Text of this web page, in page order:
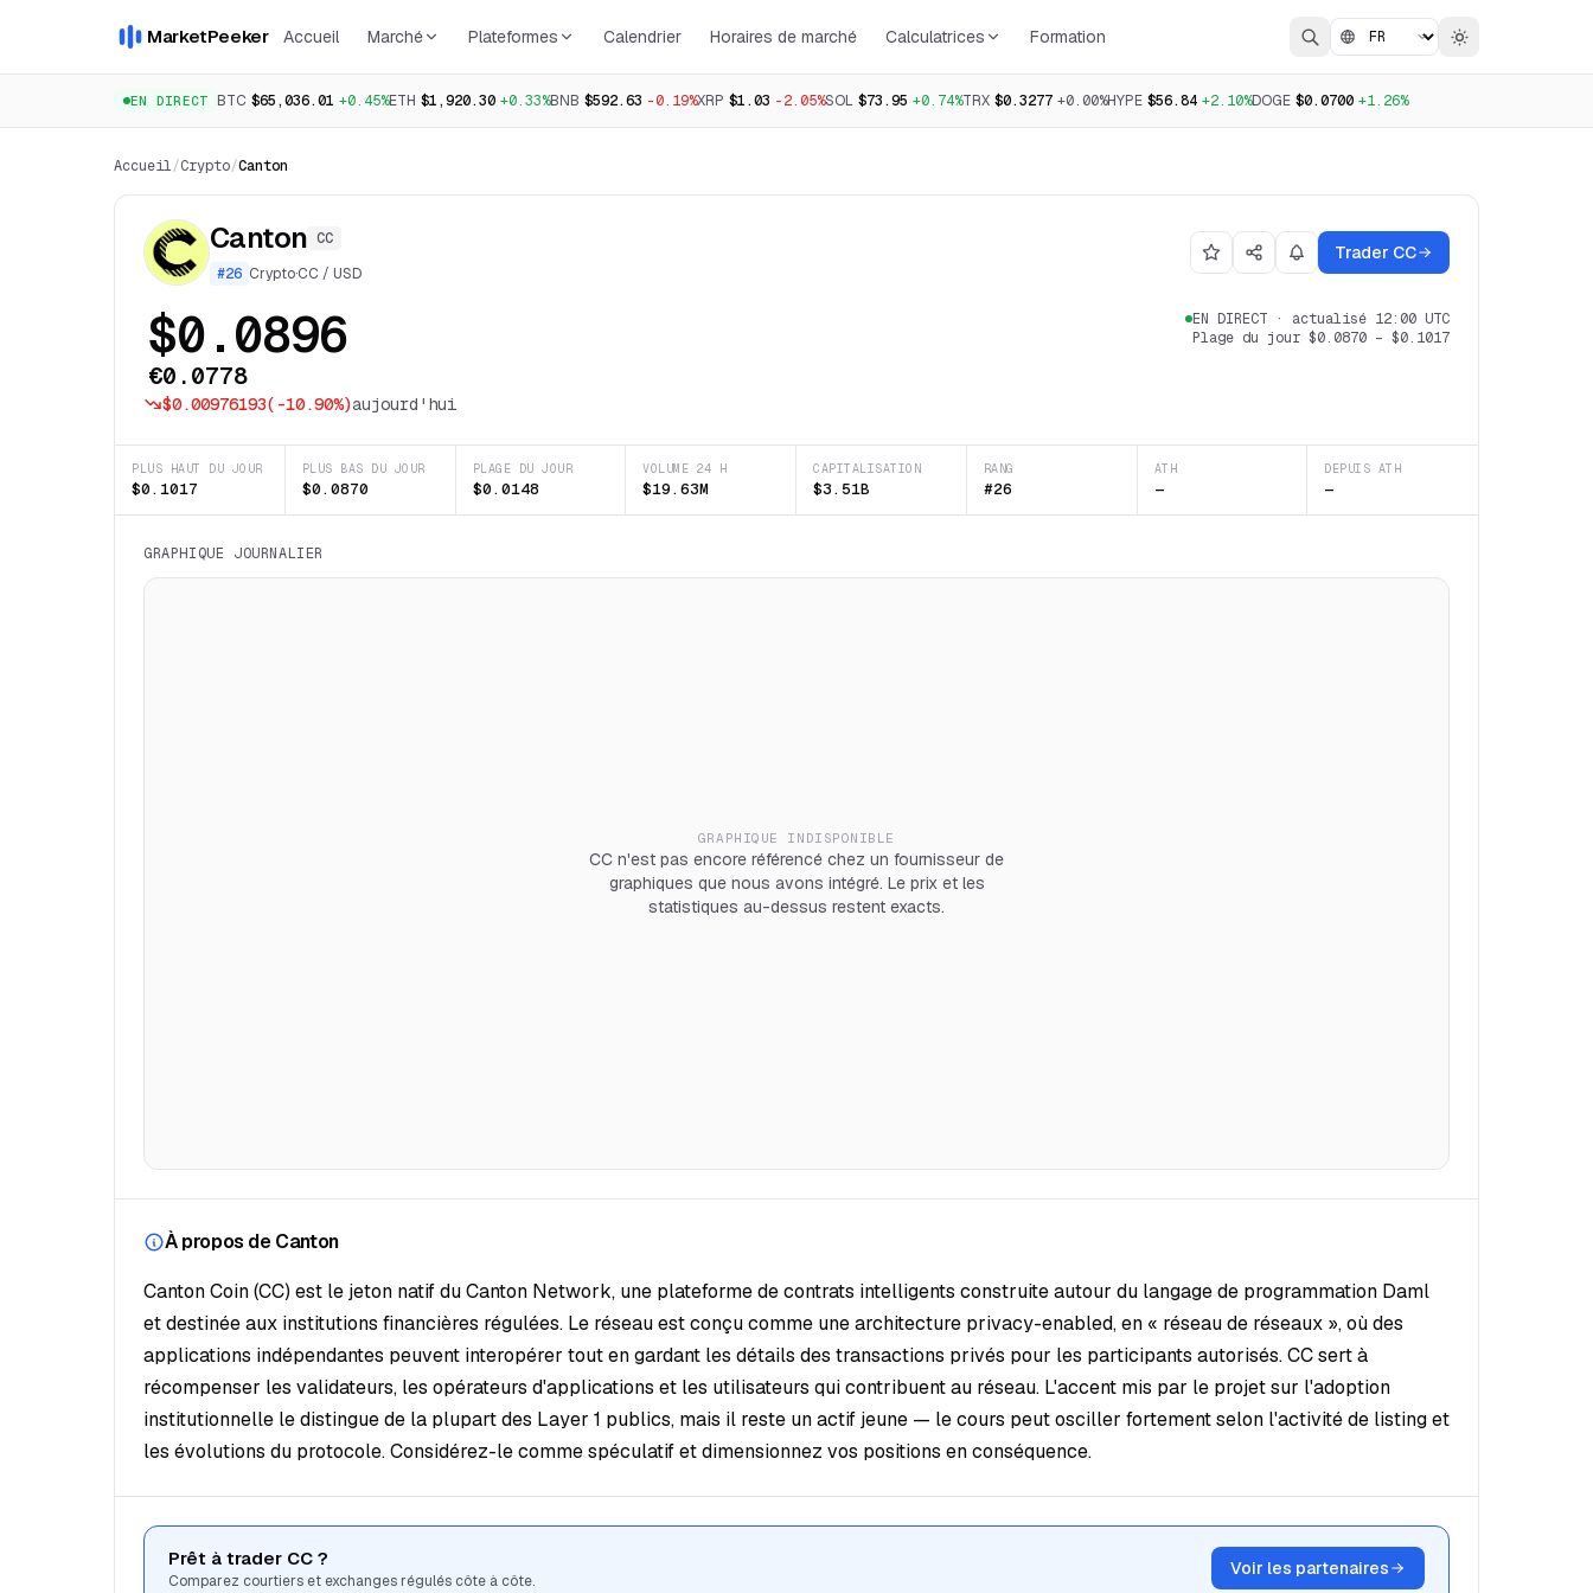
MarketPeeker Accueil Marché Plateformes Calendrier Horaires de marché Calculatrices Formation
EN DIRECT BTC $65,036.01 +0.45%ETH $1,920.30 +0.33%BNB $592.63 -0.19%XRP $1.03 -2.05%SOL $73.95 +0.74%TRX $0.3277 +0.00%HYPE $56.84 +2.10%DOGE $0.0700 +1.26%
Accueil/Crypto/Canton
Canton CC
#26 Crypto·CC / USD
Trader CC
$0.0896
€0.0778
$0.00976193( -10.90%)aujourd'hui
EN DIRECT · actualisé 12:00 UTC
Plage du jour $0.0870 – $0.1017
PLUS HAUT DU JOUR
$0.1017
PLUS BAS DU JOUR
$0.0870
PLAGE DU JOUR
$0.0148
VOLUME 24 H
$19.63M
CAPITALISATION
$3.51B
RANG
#26
ATH
—
DEPUIS ATH
—
GRAPHIQUE JOURNALIER
GRAPHIQUE INDISPONIBLE
CC n'est pas encore référencé chez un fournisseur de
graphiques que nous avons intégré. Le prix et les
statistiques au-dessus restent exacts.
À propos de Canton
Canton Coin (CC) est le jeton natif du Canton Network, une plateforme de contrats intelligents construite autour du langage de programmation Daml
et destinée aux institutions financières régulées. Le réseau est conçu comme une architecture privacy-enabled, en « réseau de réseaux », où des
applications indépendantes peuvent interopérer tout en gardant les détails des transactions privés pour les participants autorisés. CC sert à
récompenser les validateurs, les opérateurs d'applications et les utilisateurs qui contribuent au réseau. L'accent mis par le projet sur l'adoption
institutionnelle le distingue de la plupart des Layer 1 publics, mais il reste un actif jeune — le cours peut osciller fortement selon l'activité de listing et
les évolutions du protocole. Considérez-le comme spéculatif et dimensionnez vos positions en conséquence.
Prêt à trader CC ?
Comparez courtiers et exchanges régulés côte à côte.
Voir les partenaires